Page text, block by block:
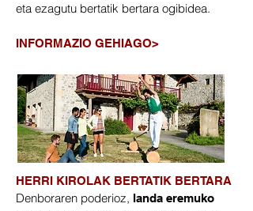
eta ezagutu bertatik bertara ogibidea.
​INFORMAZIO GEHIAGO>
HERRI KIROLAK BERTATIK BERTARA
Denboraren poderioz, landa eremuko